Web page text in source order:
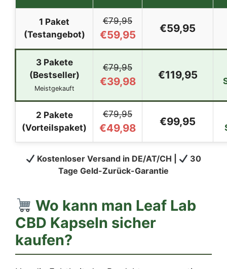
1 Paket
(Testangebot)
€79,95
€59,95
€59,95
3 Pakete
(Bestseller)
Meistgekauft
€79,95
€39,98
€119,95
2 Pakete
(Vorteilspaket)
€79,95
€49,98
€99,95
Kostenloser Versand in DE/AT/CH |
30
Tage Geld-Zurück-Garantie
Wo kann man Leaf Lab
CBD Kapseln sicher
kaufen?